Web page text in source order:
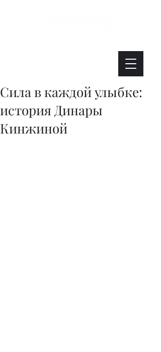
Сила в каждой улыбке:
история Динары
Кинжиной